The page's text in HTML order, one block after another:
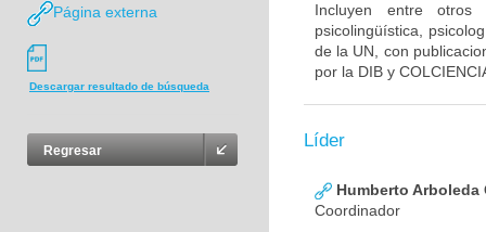
Página externa
Descargar resultado de búsqueda
Regresar
Incluyen entre otros
psicolingüística,
de la UN, con
por la DIB y
Líder
Humberto Arboleda
Coordinador